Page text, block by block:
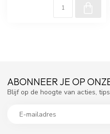
ABONNEER JE OP
Blijf op de hoogte van acties,